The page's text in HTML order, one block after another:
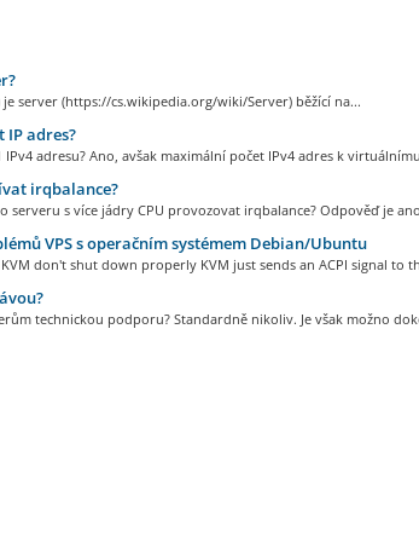
server (https://cs.wikipedia.org/wiki/Server) běžící na...
IP adres?
adresu? Ano, avšak maximální počet IPv4 adres k
irqbalance?
s více jádry CPU provozovat irqbalance? Odpověď je
VPS s operačním systémem Debian/Ubuntu
don't shut down properly KVM just sends an ACPI signal to
technickou podporu? Standardně nikoliv. Je však možno